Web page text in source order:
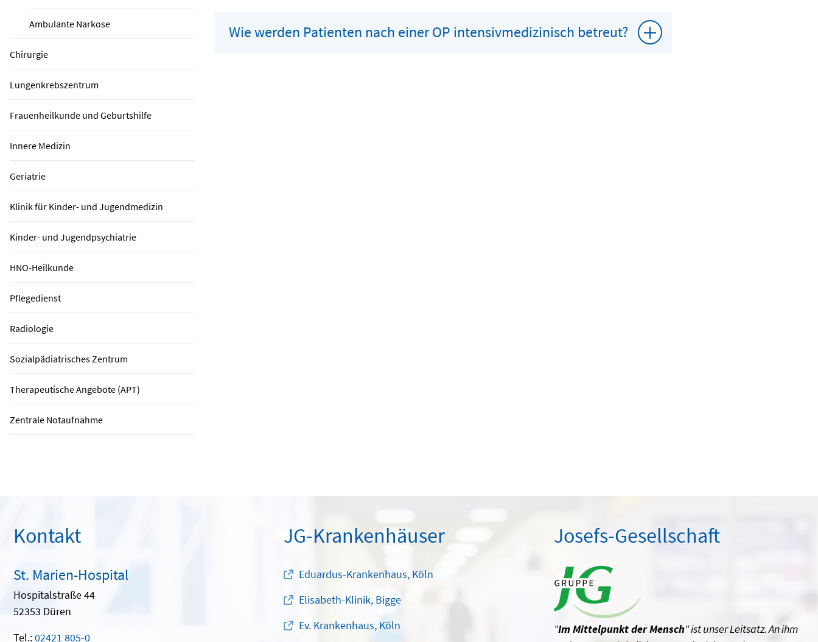
Ambulante Narkose
Chirurgie
Lungenkrebszentrum
Frauenheilkunde und Geburtshilfe
Innere Medizin
Geriatrie
Klinik für Kinder- und Jugendmedizin
Kinder- und Jugendpsychiatrie
HNO-Heilkunde
Pflegedienst
Radiologie
Sozialpädiatrisches Zentrum
Therapeutische Angebote (APT)
Zentrale Notaufnahme
Wie werden Patienten nach einer OP intensivmedizinisch betreut?
Kontakt
St. Marien-Hospital
Hospitalstraße 44
52353 Düren
Tel.:02421 805-0
JG-Krankenhäuser
Eduardus-Krankenhaus, Köln
Elisabeth-Klinik, Bigge
Ev. Krankenhaus, Köln
Josefs-Gesellschaft
"Im Mittelpunkt der Mensch" ist unser Leitsatz. An ihm